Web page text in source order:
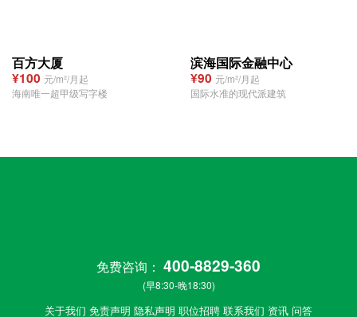
百方大厦
¥100 元/m²/月起
海南唯一超甲级写字楼
滨海国际金融中心
¥90 元/m²/月起
国际水准的现代派建筑
免费咨询： 400-8829-360
(早8:30-晚18:30)
关于我们 免责声明 隐私声明 职位招聘 联系我们 资讯 问答